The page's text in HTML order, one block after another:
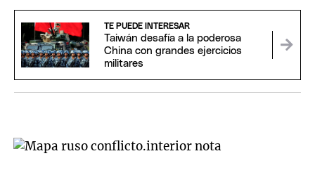
TE PUEDE INTERESAR
Taiwán desafía a la poderosa
China con grandes ejercicios
militares